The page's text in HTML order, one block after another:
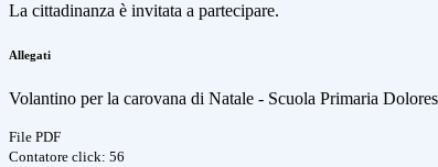
La cittadinanza è invitata a partecipare.
Allegati
Volantino per la carovana di Natale - Scuola Primaria
File PDF
Contatore click: 56